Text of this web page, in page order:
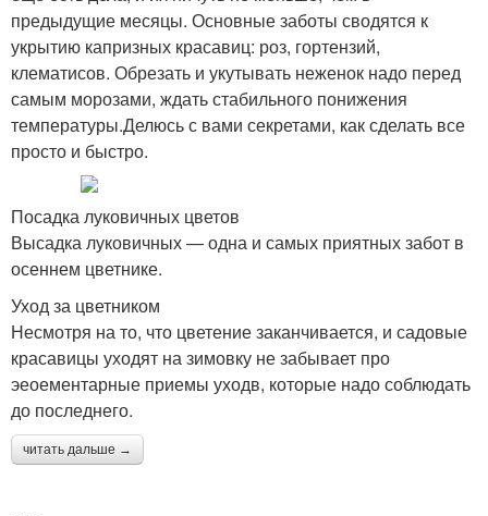
предыдущие месяцы. Основные заботы сводятся к
укрытию капризных красавиц: роз, гортензий,
клематисов. Обрезать и укутывать неженок надо перед
самым морозами, ждать стабильного понижения
температуры.Делюсь с вами секретами, как сделать все
просто и быстро.
Посадка луковичных цветов
Высадка луковичных — одна и самых приятных забот в
осеннем цветнике.
Уход за цветником
Несмотря на то, что цветение заканчивается, и садовые
красавицы уходят на зимовку не забывает про
эеоементарные приемы уходв, которые надо соблюдать
до последнего.
читать дальше →